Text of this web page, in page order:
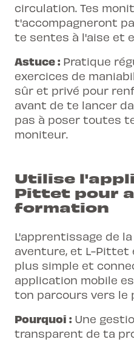
circulation. Tes
t'accompagneront
te sentes à l'aise et
Astuce : Pratique
exercices de
sûr et privé pour
avant de te lancer
pas à poser toutes
moniteur.
Utilise
Pittet pour
formation
L'apprentissage de
aventure, et L-Pittet
plus simple et
application mobile
ton parcours vers le
Pourquoi : Une
transparent de ta